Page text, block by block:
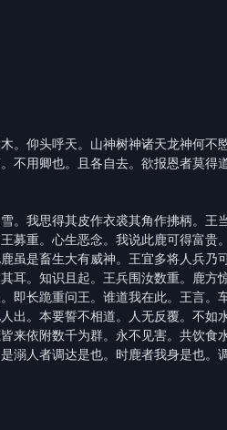
仰头呼天。山神树神诸天龙神何不
不用卿也。且各自去。欲报恩者莫得
我思得其皮作衣裘其角作拂柄。王
募重。心生恶念。我说此鹿可得富贵
虽是畜生大有威神。王宜多将人兵乃
。知识且起。王兵围汝数重。鹿方
长跪重问王。谁道我在此。王言。
出。本要誓不相道。人无反覆。不如
来依附数千为群。永不见害。共饮食
溺人者调达是也。时鹿者我身是也。